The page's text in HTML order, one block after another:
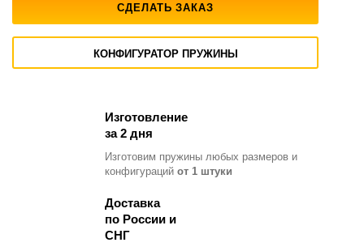
СДЕЛАТЬ ЗАКАЗ
КОНФИГУРАТОР ПРУЖИНЫ
Изготовление
за 2 дня
Изготовим пружины любых размеров и
конфигураций от 1 штуки
Доставка
по России и
СНГ